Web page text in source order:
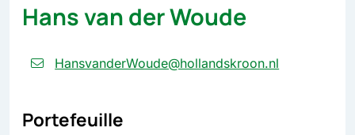
Hans van der Woude
HansvanderWoude@hollandskroon.nl
Portefeuille